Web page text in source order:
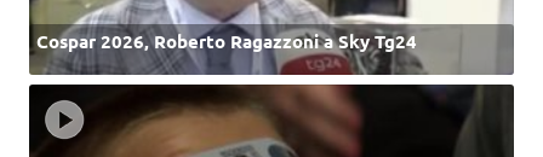
Cospar 2026, Roberto Ragazzoni a Sky Tg24